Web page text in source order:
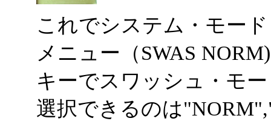
これでシステム・モー
メニュー（SWAS
キーでスワッシュ・モ
選択できるのは